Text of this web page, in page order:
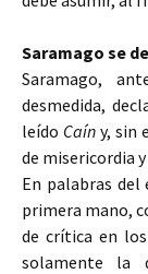
Saramago se
Saramago,
desmedida,
leído Caín y, sin
de misericordia
En palabras
primera mano,
de crítica en
solamente la